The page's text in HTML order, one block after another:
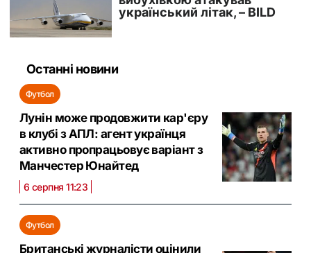
Останні новини
Футбол
Лунін може продовжити кар'єру
в клубі з АПЛ: агент українця
активно пропрацьовує варіант з
Манчестер Юнайтед
6 серпня 11:23
Футбол
Британські журналісти оцінили